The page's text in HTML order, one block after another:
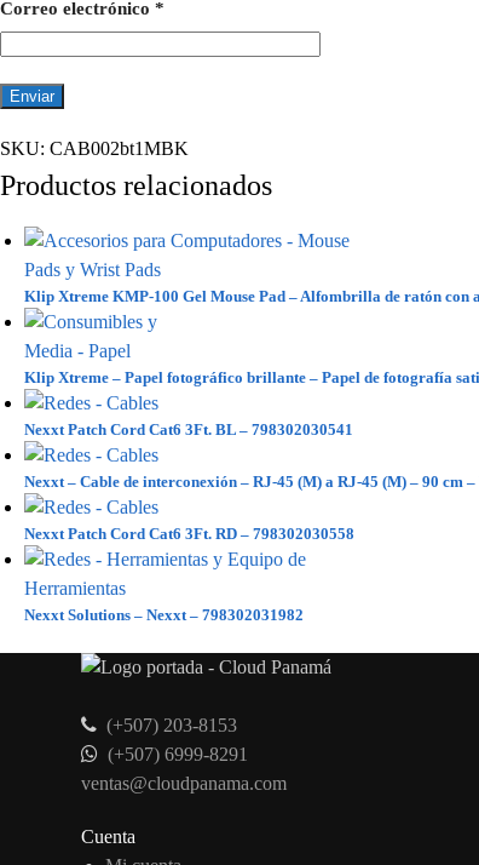
Correo electrónico *
SKU: CAB002bt1MBK
Productos relacionados
Klip Xtreme KMP-100 Gel Mouse Pad – Alfombrilla de ratón con
Klip Xtreme – Papel fotográfico brillante – Papel de fotografía
Nexxt Patch Cord Cat6 3Ft. BL – 798302030541
Nexxt – Cable de interconexión – RJ-45 (M) a RJ-45 (M) – 90 cm
Nexxt Patch Cord Cat6 3Ft. RD – 798302030558
Nexxt Solutions – Nexxt – 798302031982
(+507) 203-8153
(+507) 6999-8291
ventas@cloudpanama.com
Cuenta